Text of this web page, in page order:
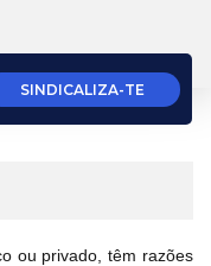
SINDICALIZA-TE
ou privado, têm razões